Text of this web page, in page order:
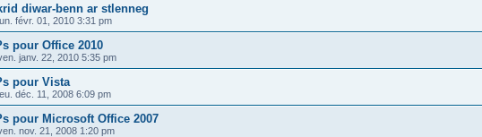
diwar-benn ar stlenneg
févr. 01, 2010 3:31 pm
pour Office 2010
janv. 22, 2010 5:35 pm
pour Vista
déc. 11, 2008 6:09 pm
pour Microsoft Office 2007
nov. 21, 2008 1:20 pm